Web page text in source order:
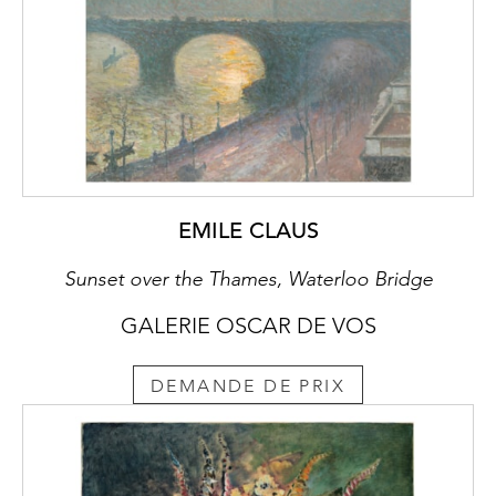
EMILE CLAUS
Sunset over the Thames, Waterloo Bridge
GALERIE OSCAR DE VOS
DEMANDE DE PRIX